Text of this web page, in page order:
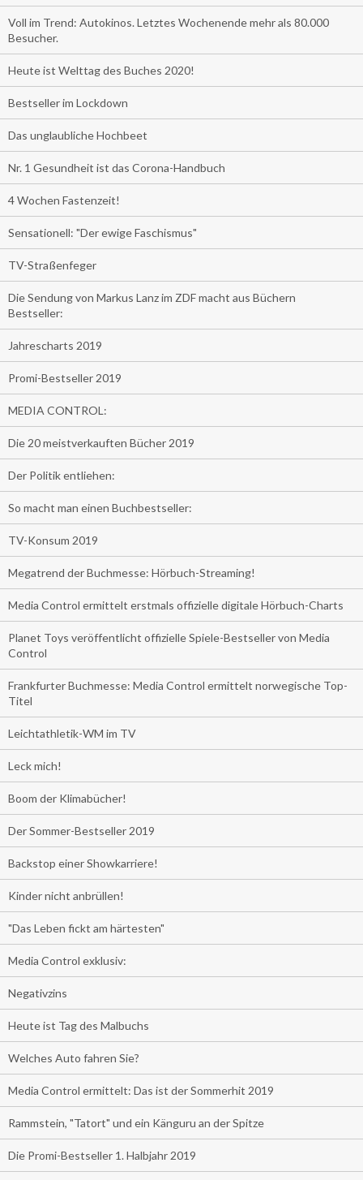
Voll im Trend: Autokinos. Letztes Wochenende mehr als 80.000
Besucher.
Heute ist Welttag des Buches 2020!
Bestseller im Lockdown
Das unglaubliche Hochbeet
Nr. 1 Gesundheit ist das Corona-Handbuch
4 Wochen Fastenzeit!
Sensationell: "Der ewige Faschismus"
TV-Straßenfeger
Die Sendung von Markus Lanz im ZDF macht aus Büchern
Bestseller:
Jahrescharts 2019
Promi-Bestseller 2019
MEDIA CONTROL:
Die 20 meistverkauften Bücher 2019
Der Politik entliehen:
So macht man einen Buchbestseller:
TV-Konsum 2019
Megatrend der Buchmesse: Hörbuch-Streaming!
Media Control ermittelt erstmals offizielle digitale Hörbuch-Charts
Planet Toys veröffentlicht offizielle Spiele-Bestseller von Media
Control
Frankfurter Buchmesse: Media Control ermittelt norwegische Top-
Titel
Leichtathletik-WM im TV
Leck mich!
Boom der Klimabücher!
Der Sommer-Bestseller 2019
Backstop einer Showkarriere!
Kinder nicht anbrüllen!
"Das Leben fickt am härtesten"
Media Control exklusiv:
Negativzins
Heute ist Tag des Malbuchs
Welches Auto fahren Sie?
Media Control ermittelt: Das ist der Sommerhit 2019
Rammstein, "Tatort" und ein Känguru an der Spitze
Die Promi-Bestseller 1. Halbjahr 2019